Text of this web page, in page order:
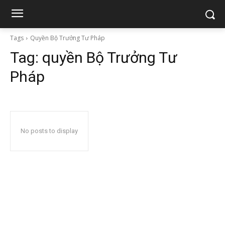
Tags Quyền Bộ Trưởng Tư Pháp
Tag: quyền Bộ Trưởng Tư
Pháp
No posts to display